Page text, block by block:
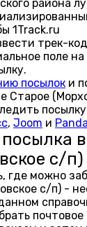
района
1Track.ru
трек-
поле
посылок и
Старое
, Joom и
с/п)
где можно
с/п) -